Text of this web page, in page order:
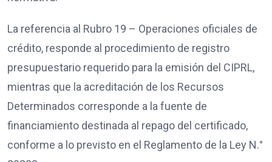
La referencia al Rubro 19 – Operaciones oficiales de
crédito, responde al procedimiento de registro
presupuestario requerido para la emisión del CIPRL,
mientras que la acreditación de los Recursos
Determinados corresponde a la fuente de
financiamiento destinada al repago del certificado,
conforme a lo previsto en el Reglamento de la Ley N.°